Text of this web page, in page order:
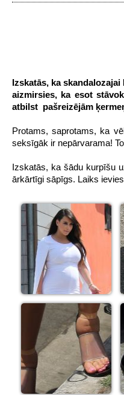
Izskatās, ka
aizmirsies, ka esot
atbilst pašreizējām
Protams, saprotams, ka
seksīgāk ir nepārvarama!
Izskatās, ka šādu kurpīšu
ārkārtīgi sāpīgs. Laiks